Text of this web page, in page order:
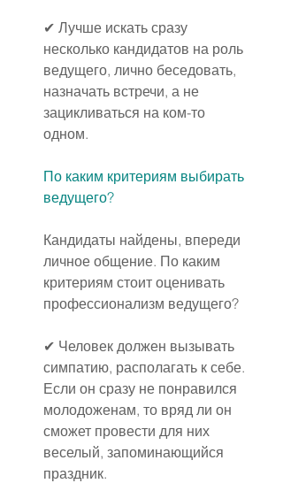
✔ Лучше искать сразу
несколько кандидатов на роль
ведущего, лично беседовать,
назначать встречи, а не
зацикливаться на ком-то
одном.
По каким критериям выбирать
ведущего?
Кандидаты найдены, впереди
личное общение. По каким
критериям стоит оценивать
профессионализм ведущего?
✔ Человек должен вызывать
симпатию, располагать к себе.
Если он сразу не понравился
молодоженам, то вряд ли он
сможет провести для них
веселый, запоминающийся
праздник.